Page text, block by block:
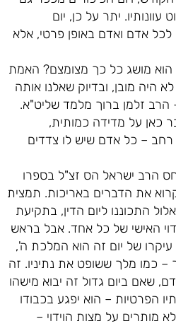
עוונותיו. יתר על כן, יום
לכל אדם ואדם באופן פרטי, אלא
הוא מושג כל כך מצומצם? האמת
היה מובן, ובדיוק שאלנו אותה
זלמן ברוך מלמד שליט"א.
כאן על מדידה כמותית,
רחב – כל אדם שיש לו צדדים
הרב ישראל הס זצ"ל בספרו
את הדברים באריכות. תמצית
התכוננו ליום הדין, בתקיעת
האישי של כל אחד. אבל בראש
עיקרו של יום זה הוא המלכת ה',
– כמו מלך ששופט את נתיניו. זה
שאם ביום גדול זה יבוא מישהו
הפרטיות – הוא יפגע בכבודו
מותרים על מצות הוידוי –